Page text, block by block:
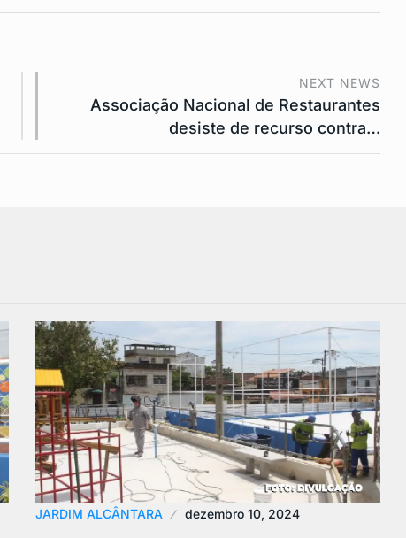
NEXT NEWS
Associação Nacional de Restaurantes
desiste de recurso contra…
JARDIM ALCÂNTARA dezembro 10, 2024